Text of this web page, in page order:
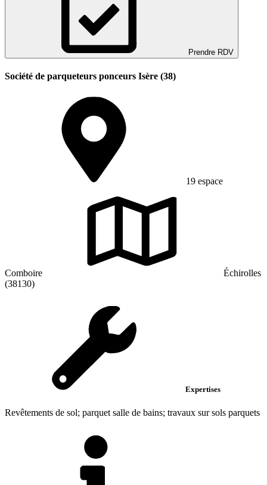
Prendre RDV
Société de parqueteurs ponceurs Isère (38)
19 espace
Comboire
Échirolles
(38130)
Expertises
Revêtements de sol; parquet salle de bains; travaux sur sols parquets